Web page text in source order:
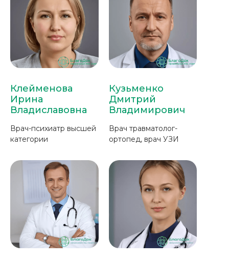
Клейменова
Ирина
Владиславовна
Врач-психиатр высшей
категории
Кузьменко
Дмитрий
Владимирович
Врач травматолог-
ортопед, врач УЗИ